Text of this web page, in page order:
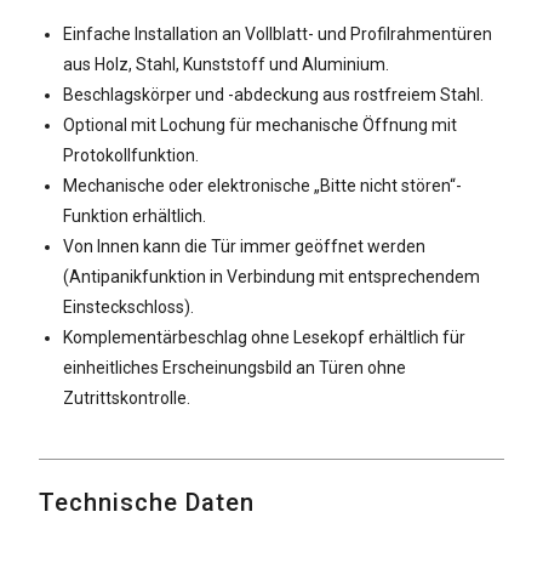
Einfache Installation an Vollblatt- und Profilrahmentüren
aus Holz, Stahl, Kunststoff und Aluminium.
Beschlagskörper und -abdeckung aus rostfreiem Stahl.
Optional mit Lochung für mechanische Öffnung mit
Protokollfunktion.
Mechanische oder elektronische „Bitte nicht stören“-
Funktion erhältlich.
Von Innen kann die Tür immer geöffnet werden
(Antipanikfunktion in Verbindung mit entsprechendem
Einsteckschloss).
Komplementärbeschlag ohne Lesekopf erhältlich für
einheitliches Erscheinungsbild an Türen ohne
Zutrittskontrolle.
Technische Daten